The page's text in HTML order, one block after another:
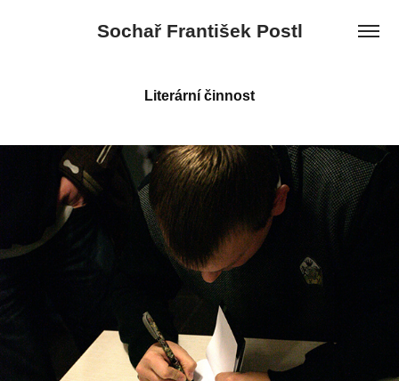
Sochař František Postl
Literární činnost